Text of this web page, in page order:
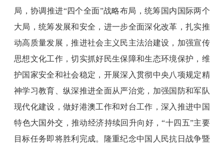
局，协调推进“四个全面”战略布局，统筹国内国际两个
大局，统筹发展和安全，进一步全面深化改革，扎实推
动高质量发展，推进社会主义民主法治建设，加强宣传
思想文化工作，切实抓好民生保障和生态环境保护，维
护国家安全和社会稳定，开展深入贯彻中央八项规定精
神学习教育、纵深推进全面从严治党，加强国防和军队
现代化建设，做好港澳工作和对台工作，深入推进中国
特色大国外交，推动经济持续回升向好，“十四五”主要
目标任务即将胜利完成。隆重纪念中国人民抗日战争暨